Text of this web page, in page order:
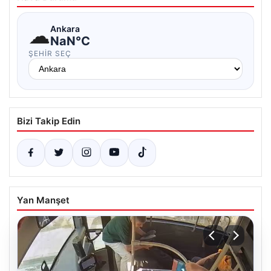
☁Ankara
NaN°C
ŞEHIR SEÇ
Bizi Takip Edin
Yan Manşet